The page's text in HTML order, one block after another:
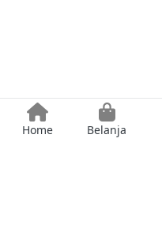
Home Belanja